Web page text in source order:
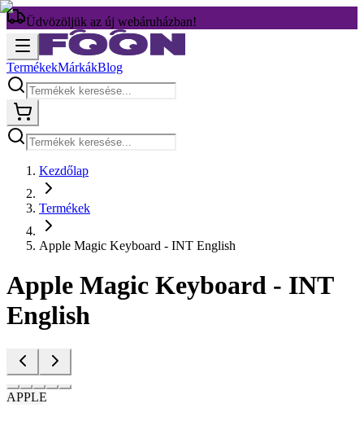
Üdvözöljük az új webáruházban!
TermékekMárkákBlog
Kezdőlap
Termékek
Apple Magic Keyboard - INT English
Apple Magic Keyboard - INT
English
APPLE